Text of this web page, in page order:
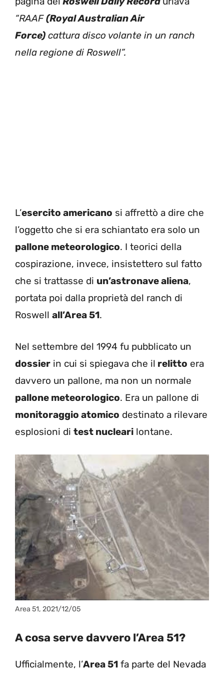
“RAAF(Royal Australian Air
Force) cattura disco volante in un ranch
nella regione di Roswell”.
L’esercito americano si affrettò a dire che
l’oggetto che si era schiantato era solo un
pallone meteorologico. I teorici della
cospirazione, invece, insistettero sul fatto
che si trattasse di un’astronave aliena,
portata poi dalla proprietà del ranch di
Roswell all’Area 51.
Nel settembre del 1994 fu pubblicato un
dossier in cui si spiegava che il relitto era
davvero un pallone, ma non un normale
pallone meteorologico. Era un pallone di
monitoraggio atomico destinato a rilevare
esplosioni di test nucleari lontane.
Area 51, 2021/12/05
A cosa serve davvero l’Area 51?
Ufficialmente, l’Area 51 fa parte del Nevada